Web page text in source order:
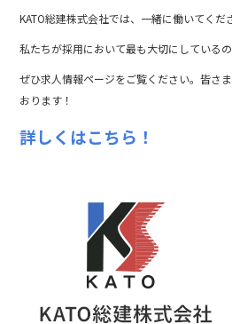
KATO総建株式会社では、一緒に働いてくだ
私たちが採用において最も大切にしているの
ぜひ求人情報ページをご覧ください。皆さ
おります！
詳しくはこちら！